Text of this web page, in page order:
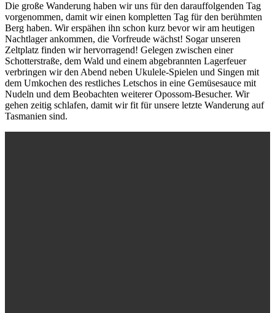
Die große Wanderung haben wir uns für den darauffolgenden Tag
vorgenommen, damit wir einen kompletten Tag für den berühmten
Berg haben. Wir erspähen ihn schon kurz bevor wir am heutigen
Nachtlager ankommen, die Vorfreude wächst! Sogar unseren
Zeltplatz finden wir hervorragend! Gelegen zwischen einer
Schotterstraße, dem Wald und einem abgebrannten Lagerfeuer
verbringen wir den Abend neben Ukulele-Spielen und Singen mit
dem Umkochen des restliches Letschos in eine Gemüsesauce mit
Nudeln und dem Beobachten weiterer Opossom-Besucher. Wir
gehen zeitig schlafen, damit wir fit für unsere letzte Wanderung auf
Tasmanien sind.